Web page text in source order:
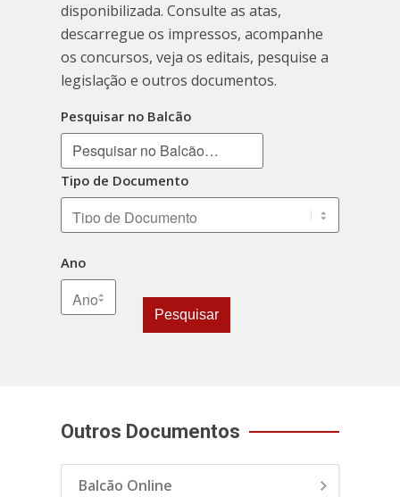
disponibilizada. Consulte as atas,
descarregue os impressos, acompanhe
os concursos, veja os editais, pesquise a
legislação e outros documentos.
Pesquisar no Balcão
Tipo de Documento
Ano
Pesquisar
Outros Documentos
Balcão Online